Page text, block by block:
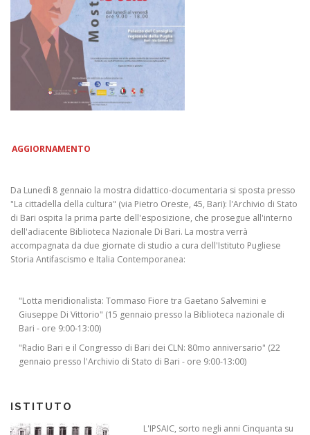
AGGIORNAMENTO
Da Lunedì 8 gennaio la mostra didattico-documentaria si sposta presso
"La cittadella della cultura" (via Pietro Oreste, 45, Bari): l'Archivio di Stato
di Bari ospita la prima parte dell'esposizione, che prosegue all'interno
dell'adiacente Biblioteca Nazionale Di Bari. La mostra verrà
accompagnata da due giornate di studio a cura dell'Istituto Pugliese
Storia Antifascismo e Italia Contemporanea:
"Lotta meridionalista: Tommaso Fiore tra Gaetano Salvemini e
Giuseppe Di Vittorio" (15 gennaio presso la Biblioteca nazionale di
Bari - ore 9:00-13:00)
"Radio Bari e il Congresso di Bari dei CLN: 80mo anniversario" (22
gennaio presso l'Archivio di Stato di Bari - ore 9:00-13:00)
ISTITUTO
L'IPSAIC, sorto negli anni Cinquanta su